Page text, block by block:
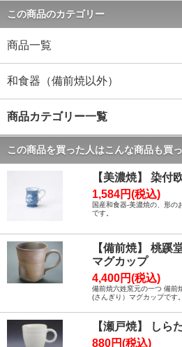
この商品のカテゴリー
商品一覧
和食器（備前焼以外）
商品カテゴリー一覧
この商品を買った人はこんな商品も買
【美濃焼】 染付
1,584円(税込)
国産和食器-美濃焼の、形の
です。
【備前焼】 桃蹊
マグカップ
4,400円(税込)
備前焼六姓窯元の一つ 備前
(さんぎり）マグカップです。
【瀬戸焼】 しら
880円(税込)